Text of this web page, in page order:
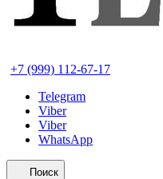
+7 (999) 112-67-17
Telegram
Viber
Viber
WhatsApp
Поиск